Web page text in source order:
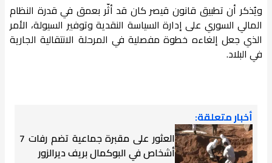
ويُذكر أن تطبيق قانون قيصر كان قد أثّر بعمق في قدرة النظام
المالي السوري على إدارة السياسة النقدية وتوفير السيولة، الأمر
الذي جعل إلغاءه خطوة مفصلية في المرحلة الانتقالية الجارية
في البلاد.
أخبار متعلقة:
العثور على مقبرة جماعية تضم رفات 7
أشخاص في البوكمال بريف ديرالزور